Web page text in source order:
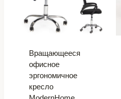
Вращающееся
офисное
эргономичное
кресло